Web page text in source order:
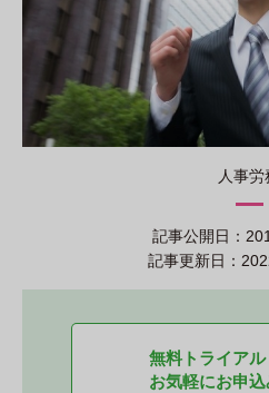
人事労
記事公開日：
記事更新日：
無料トライア
お気軽にお申込